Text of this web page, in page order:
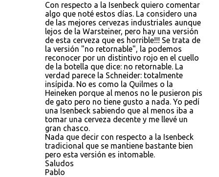
Con respecto a la Isenbeck quiero comentar
algo que noté estos días. La considero una
de las mejores cervezas industriales aunque
lejos de la Warsteiner, pero hay una versión
de esta cerveza que es horrible!!! Se trata de
la versión "no retornable", la podemos
reconocer por un distintivo rojo en el cuello
de la botella que dice: no retornable. La
verdad parece la Schneider: totalmente
insípida. No es como la Quilmes o la
Heineken porque al menos no le pusieron pis
de gato pero no tiene gusto a nada. Yo pedí
una Isenbeck sabiendo que al menos iba a
tomar una cerveza decente y me llevé un
gran chasco.
Nada que decir con respecto a la Isenbeck
tradicional que se mantiene bastante bien
pero esta versión es intomable.
Saludos
Pablo